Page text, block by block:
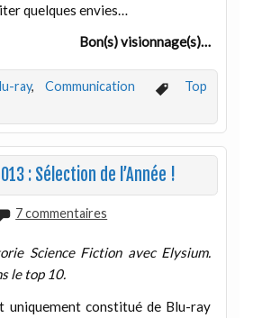
quelques envies…
Bon(s) visionnage(s)…
ray,Communication
Top
: Sélection de l’Année !
7 commentaires
Science Fiction avec Elysium.
le top 10.
uniquement constitué de Blu-ray